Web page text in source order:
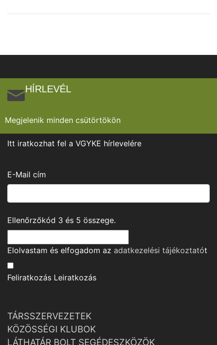
HÍRLEVÉL
Megjelenik minden csütörtökön
Itt iratkozhat fel a VGYKE hírlevelére
E-Mail cím
Ellenőrzőkód 3 és 5 összege.
Elolvastam és elfogadom az adatkezelési tájékoztatót
Feliratkozás Leiratkozás
TÁRSSZERVEZETEK
KÖZÖSSÉGI KLUBOK
LÁTHATÁR BOLT SEGÉDESZKÖZÖK